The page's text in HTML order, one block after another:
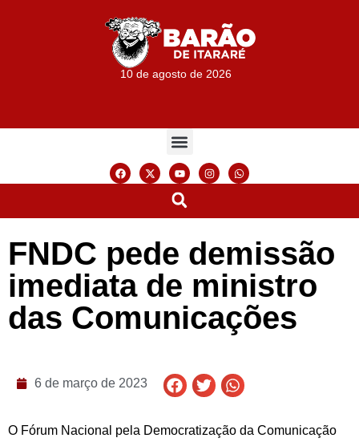
10 de agosto de 2026
FNDC pede demissão
imediata de ministro
das Comunicações
6 de março de 2023
O Fórum Nacional pela Democratização da Comunicação